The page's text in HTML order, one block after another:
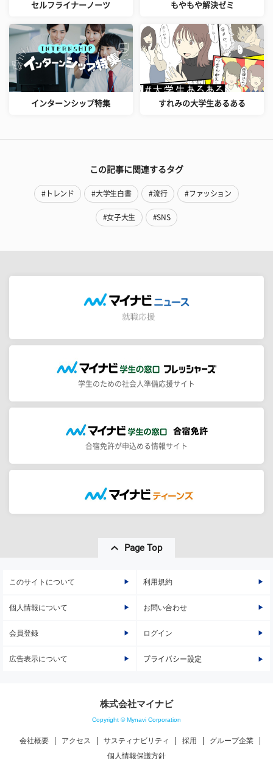
セルフライナーノーツ もやもや解決ゼミ
インターンシップ特集 すれみの大学生あるある
この記事に関連するタグ
#トレンド #大学生白書 #流行 #ファッション
#女子大生 #SNS
学生のための社会人準備応援サイト
合宿免許が申込める情報サイト
Page Top
このサイトについて 利用規約
個人情報について お問い合わせ
会員登録 ログイン
広告表示について プライバシー設定
株式会社マイナビ
Copyright © Mynavi Corporation
会社概要 アクセス サスティナビリティ 採用
グループ企業
個人情報保護方針